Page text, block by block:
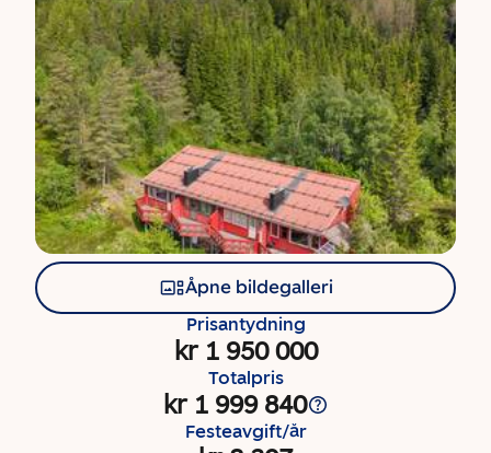
Åpne bildegalleri
Prisantydning
kr 1 950 000
Totalpris
kr 1 999 840
Festeavgift/år